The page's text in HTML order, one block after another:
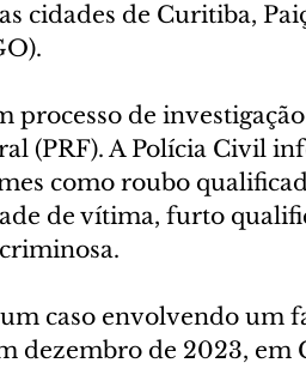
cidades de Curitiba,
processo de
(PRF). A Polícia Civil
como roubo
de vítima, furto
caso envolvendo um
dezembro de 2023, em